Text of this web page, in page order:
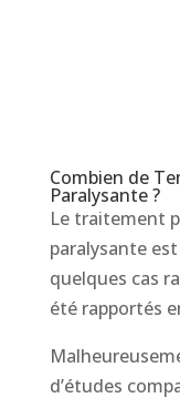
Combien de
Paralysante ?
Le traitement
paralysante
quelques cas
été rapportés
d’études